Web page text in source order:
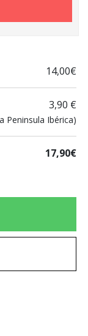
14,00€
3,90 €
Peninsula Ibérica)
17,90€